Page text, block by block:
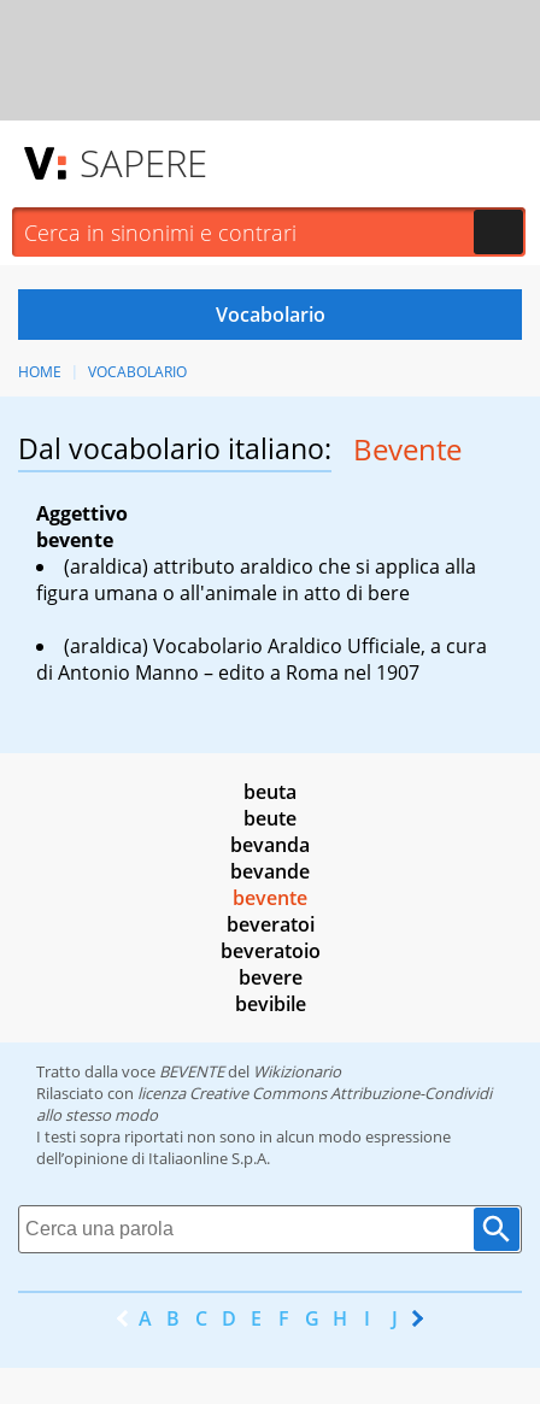
SAPERE
HOME VOCABOLARIO
Dal vocabolario italiano: Bevente
Aggettivo
bevente
(araldica) attributo araldico che si applica alla
figura umana o all'animale in atto di bere
(araldica) Vocabolario Araldico Ufficiale, a cura
di Antonio Manno – edito a Roma nel 1907
beuta
beute
bevanda
bevande
bevente
beveratoi
beveratoio
bevere
bevibile
Tratto dalla voce BEVENTEdel Wikizionario
Rilasciato con licenza Creative Commons Attribuzione-Condividi
allo stesso modo
I testi sopra riportati non sono in alcun modo espressione
dell’opinione di Italiaonline S.p.A.
A B C D E F G H I J K